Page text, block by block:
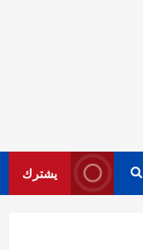
يشترك